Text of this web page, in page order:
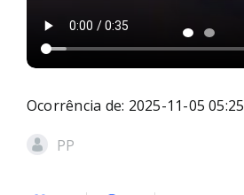
Ocorrência de: 2025-11-05 05:25
PP